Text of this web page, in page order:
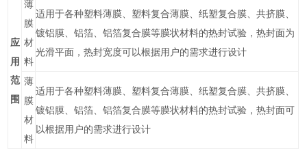
应
用
范
围
薄
膜
材
料
适用于各种塑料薄膜、塑料复合薄膜、纸塑复合膜、共挤膜、
镀铝膜、铝箔、铝箔复合膜等膜状材料的热封试验，热封面为
光滑平面，热封宽度可以根据用户的需求进行设计
薄
膜
材
料
适用于各种塑料薄膜、塑料复合薄膜、纸塑复合膜、共挤膜、
镀铝膜、铝箔、铝箔复合膜等膜状材料的热封试验，热封面可
以根据用户的需求进行设计